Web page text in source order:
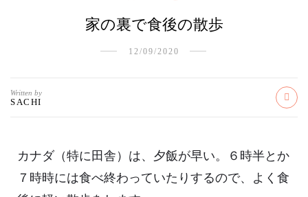
家の裏で食後の散歩
12/09/2020
Written by
SACHI
カナダ（特に田舎）は、夕飯が早い。６時半とか
７時時には食べ終わっていたりするので、よく食